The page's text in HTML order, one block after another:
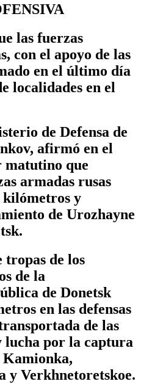
las fuerzas
con el apoyo de las
en el último día
localidades en el
de Defensa de
afirmó en el
que
armadas rusas
kilómetros y
de Urozhayne
tropas de los
de la
de Donetsk
en las defensas
de las
lucha por la captura
Kamionka,
y Verkhnetoretskoe.